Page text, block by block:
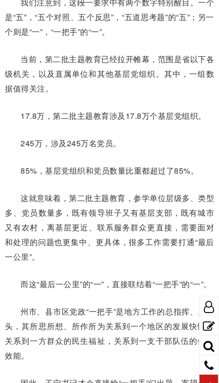
是“五”，“五个对照、五个反思”，“五道思考题”的“五”；另一
个则是“一”，“一把手”的“一”。
当前，第二批主题教育已经拉开帷幕，范围是省以下各
级机关，以及直属单位和其他基层党组织。其中，一组数
据值得关注。
17.8万，第二批主题教育涉及17.8万个基层党组织。
245万，涉及245万名党员。
85%，基层党组织和党员数量比重都超过了85%。
这就意味着，第二批主题教育，参学单位层级多、类型
多、党员数量多，既有领导班子又有基层支部，既有城市
又有农村，离基层更近、联系服务群众更直接，需要面对
和处理的问题也更集中、更具体，很多工作需要打通“最后
一公里”。
而这“最后一公里”的“一”，直接联结着“一把手”的“一”。
州市、县市区党政“一把手”是地方工作的总指挥、火车
头，其所思所想、所作所为关系到一个地区的发展快慢，
关系到一方群众的民生福祉，关系到一支干部队伍的作风
效能。